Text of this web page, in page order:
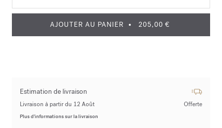
AJOUTER AU PANIER 205,00 €
Estimation de livraison
Livraison à partir du 12 Août Offerte
Plus d’informations sur la livraison